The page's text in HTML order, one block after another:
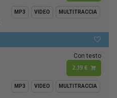
MP3 VIDEO MULTITRACCIA
Con testo
2,19 €
MP3 VIDEO MULTITRACCIA